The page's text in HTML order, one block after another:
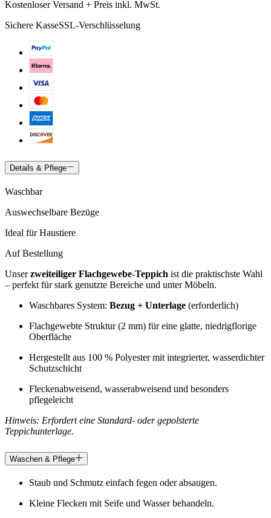
Kostenloser Versand + Preis inkl. MwSt.
Sichere KasseSSL-Verschlüsselung
Details & Pflege
Waschbar
Auswechselbare Bezüge
Ideal für Haustiere
Auf Bestellung
Unserzweiteiliger Flachgewebe-Teppich ist die praktischste Wahl
– perfekt für stark genutzte Bereiche und unter Möbeln.
Waschbares System: Bezug + Unterlage (erforderlich)
Flachgewebte Struktur (2 mm) für eine glatte, niedrigflorige
Oberfläche
Hergestellt aus 100 % Polyester mit integrierter, wasserdichter
Schutzschicht
Fleckenabweisend, wasserabweisend und besonders
pflegeleicht
Hinweis: Erfordert eine Standard- oder gepolsterte
Teppichunterlage.
Waschen & Pflege
Staub und Schmutz einfach fegen oder absaugen.
Kleine Flecken mit Seife und Wasser behandeln.